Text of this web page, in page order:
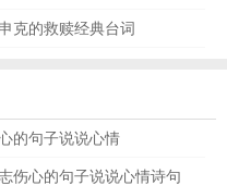
克的救赎经典台词
的句子说说心情
伤心的句子说说心情诗句